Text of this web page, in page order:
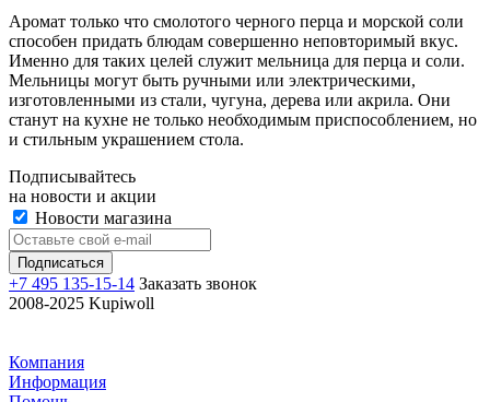
Аромат только что смолотого черного перца и морской соли
способен придать блюдам совершенно неповторимый вкус.
Именно для таких целей служит мельница для перца и соли.
Мельницы могут быть ручными или электрическими,
изготовленными из стали, чугуна, дерева или акрила. Они
станут на кухне не только необходимым приспособлением, но
и стильным украшением стола.
Подписывайтесь
на новости и акции
Новости магазина
+7 495 135-15-14 Заказать звонок
2008-2025 Kupiwoll
Компания
Информация